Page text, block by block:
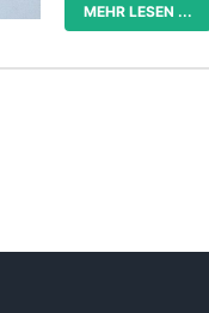
MEHR LESEN ...